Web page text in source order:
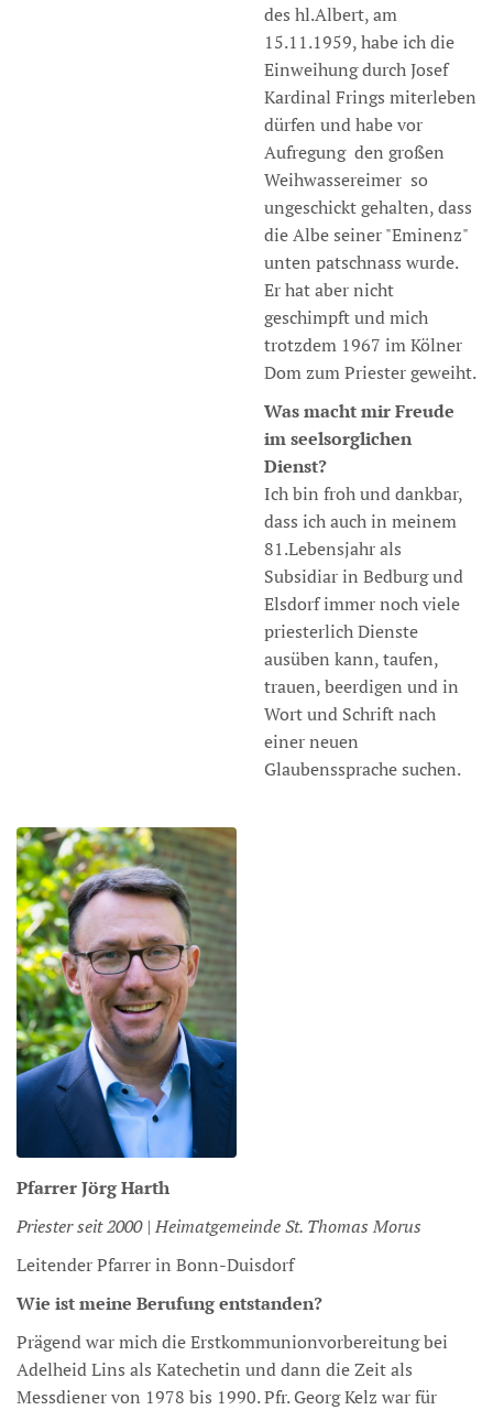
des hl.Albert, am
15.11.1959, habe ich die
Einweihung durch Josef
Kardinal Frings miterleben
dürfen und habe vor
Aufregung den großen
Weihwassereimer so
ungeschickt gehalten, dass
die Albe seiner "Eminenz"
unten patschnass wurde.
Er hat aber nicht
geschimpft und mich
trotzdem 1967 im Kölner
Dom zum Priester geweiht.
Was macht mir Freude
im seelsorglichen
Dienst?
Ich bin froh und dankbar,
dass ich auch in meinem
81.Lebensjahr als
Subsidiar in Bedburg und
Elsdorf immer noch viele
priesterlich Dienste
ausüben kann, taufen,
trauen, beerdigen und in
Wort und Schrift nach
einer neuen
Glaubenssprache suchen.
PfarrerJörgHarth
Priester seit 2000 | Heimatgemeinde St. Thomas Morus
Leitender Pfarrer in Bonn-Duisdorf
Wie ist meine Berufung entstanden?
Prägend war mich die Erstkommunionvorbereitung bei
Adelheid Lins als Katechetin und dann die Zeit als
Messdiener von 1978 bis 1990. Pfr. Georg Kelz war für